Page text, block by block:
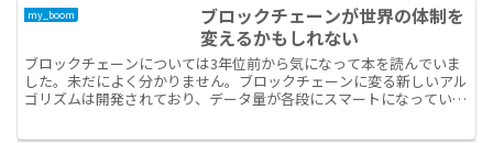
my_boom
ブロックチェーンが世界の体制を
変えるかもしれない
ブロックチェーンについては3年位前から気になって本を読んでいま
した。未だによく分かりません。ブロックチェーンに変る新しいアル
ゴリズムは開発されており、データ量が各段にスマートになっている